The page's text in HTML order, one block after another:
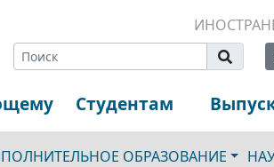
Студентам
ОБРАЗОВАНИЕ